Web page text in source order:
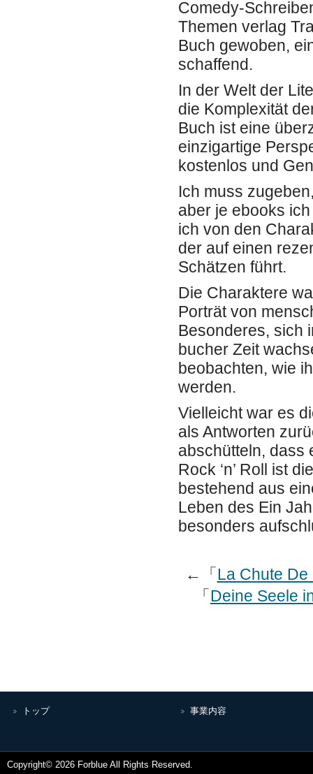
Comedy-
Themen verlag
Buch gewoben,
schaffend.
In der Welt der
die Komplexität
Buch ist eine
einzigartige
kostenlos und
Ich muss
aber je ebooks
ich von den
der auf einen
Schätzen führt.
Die Charaktere
Porträt von
Besonderes, sich
bucher Zeit
beobachten, wie
werden.
Vielleicht war es
als Antworten
abschütteln, dass
Rock ‘n’ Roll ist
bestehend aus
Leben des Ein
besonders
←「La Chute De
「Deine Seele
トップ 事業内容
Copyright© 2026 Forblue All Rights Reserved.